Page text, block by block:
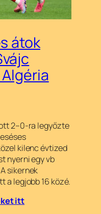
átok
2–0-ra legyőzte
kilenc évtized
nyerni egy vb
sikernek
a legjobb 16 közé.
itt